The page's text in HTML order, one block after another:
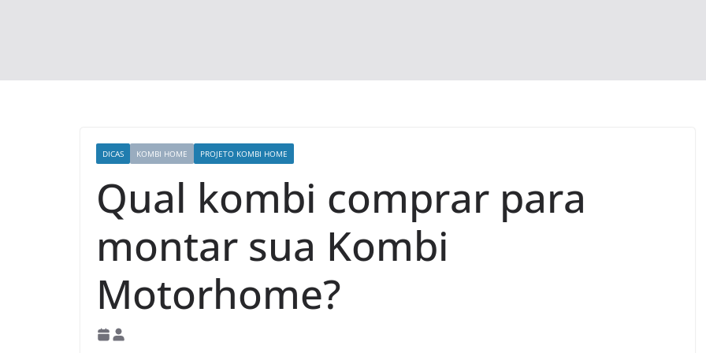
DICAS KOMBI HOME PROJETO KOMBI HOME
Qual kombi comprar para
montar sua Kombi
Motorhome?